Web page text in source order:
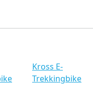
Kross E-
Trekkingbike